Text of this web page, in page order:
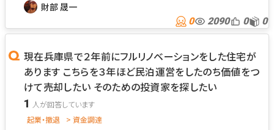
財部 晟一
0 2090 0 0
現在兵庫県で２年前にフルリノベーションをした住宅が
あります こちらを３年ほど民泊運営をしたのち価値をつ
けて売却したい そのための投資家を探したい
1
起業・撤退 > 資金調達